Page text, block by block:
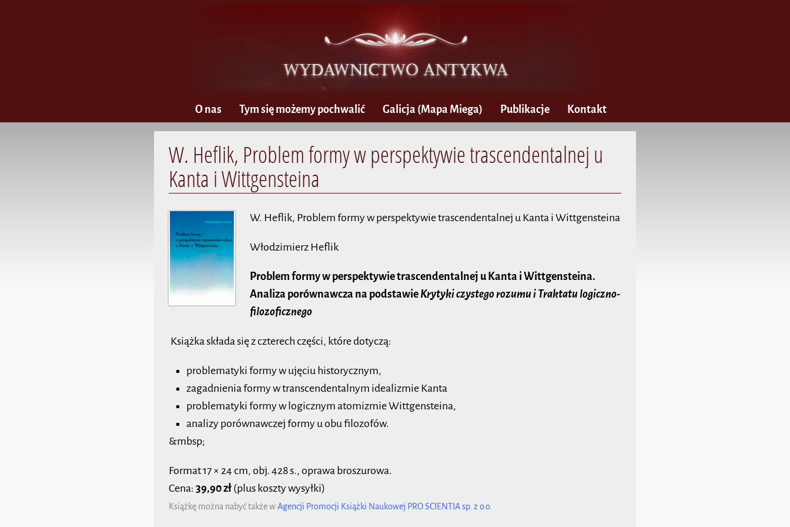
O nas Tym się możemy pochwalić Galicja (Mapa Miega) Publikacje Kontakt
W. Heflik, Problem formy w perspektywie trascendentalnej u
Kanta i Wittgensteina
W. Heflik, Problem formy w perspektywie trascendentalnej u Kanta i Wittgensteina
Włodzimierz Heflik
Problem formy w perspektywie trascendentalnej u Kanta i Wittgensteina.
Analiza porównawcza na podstawie Krytyki czystego rozumu i Traktatu logiczno-
filozoficznego
Książka składa się z czterech części, które dotyczą:
problematyki formy w ujęciu historycznym,
zagadnienia formy w transcendentalnym idealizmie Kanta
problematyki formy w logicznym atomizmie Wittgensteina,
analizy porównawczej formy u obu filozofów.
&mbsp;
Format 17 × 24 cm, obj. 428 s., oprawa broszurowa.
Cena: 39,90 zł(plus koszty wysyłki)
Książkę można nabyć także wAgencji Promocji Książki Naukowej PRO SCIENTIA sp. z o.o.